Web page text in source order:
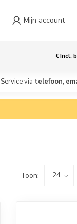
Mijn account
€Incl.
Service via telefoon,
Toon: